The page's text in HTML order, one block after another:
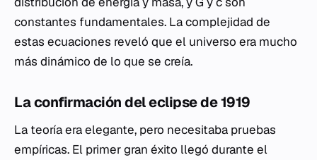
constantes fundamentales. La complejidad de
estas ecuaciones reveló que el universo era mucho
más dinámico de lo que se creía.
La confirmación del eclipse de 1919
La teoría era elegante, pero necesitaba pruebas
empíricas. El primer gran éxito llegó durante el